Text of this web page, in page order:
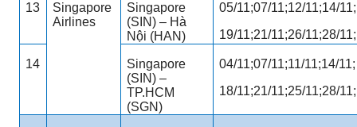
13
Singapore
Airlines
Singapore
(SIN) – Hà
Nội (HAN)
05/11;07/11;12/11;14/11;
19/11;21/11;26/11;28/11;
14
Singapore
(SIN) –
TP.HCM
(SGN)
04/11;07/11;11/11;14/11;
18/11;21/11;25/11;28/11;